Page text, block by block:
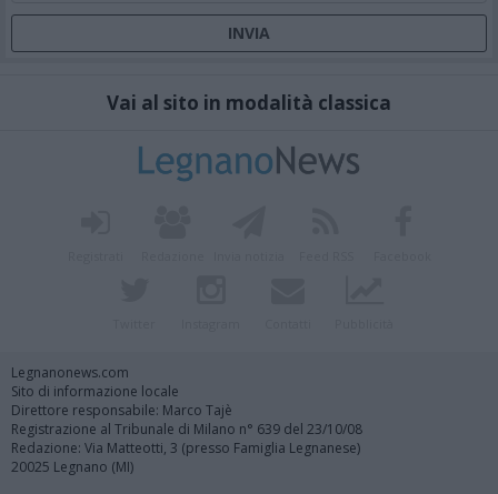
Vai al sito in modalità classica
Legnanonews.com
Sito di informazione locale
Direttore responsabile: Marco Tajè
Registrazione al Tribunale di Milano n° 639 del 23/10/08
Redazione: Via Matteotti, 3 (presso Famiglia Legnanese)
20025 Legnano (MI)